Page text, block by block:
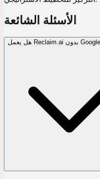
الأسئلة الشائعة